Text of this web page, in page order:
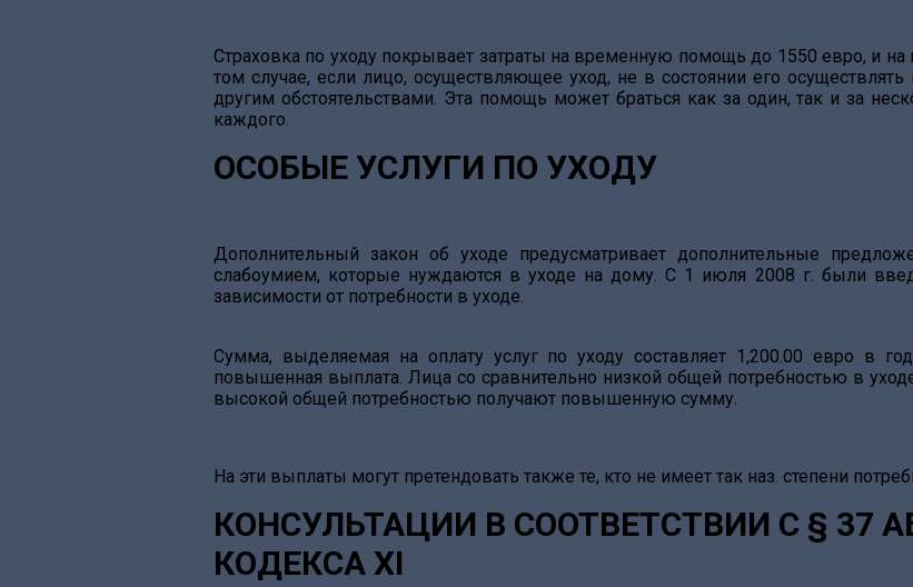
Страховка по уходу покрывает затраты на временную помощь до 1550 евро, и
том случае, если лицо, осуществляющее уход, не в состоянии его
другим обстоятельствами. Эта помощь может браться как за один, так и за
каждого.
ОСОБЫЕ УСЛУГИ ПО УХОДУ
Дополнительный закон об уходе предусматривает дополнительные
слабоумием, которые нуждаются в уходе на дому. С 1 июля 2008 г. были
зависимости от потребности в уходе.
Сумма, выделяемая на оплату услуг по уходу составляет 1,200.00 евро в
повышенная выплата. Лица со сравнительно низкой общей потребностью в
высокой общей потребностью получают повышенную сумму.
На эти выплаты могут претендовать также те, кто не имеет так наз. степени
КОНСУЛЬТАЦИИ В СООТВЕТСТВИИ С § 37
КОДЕКСА XI